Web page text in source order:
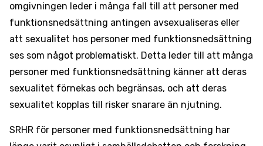
omgivningen leder i många fall till att personer med
funktionsnedsättning antingen avsexualiseras eller
att sexualitet hos personer med funktionsnedsättning
ses som något problematiskt. Detta leder till att många
personer med funktionsnedsättning känner att deras
sexualitet förnekas och begränsas, och att deras
sexualitet kopplas till risker snarare än njutning.
SRHR för personer med funktionsnedsättning har